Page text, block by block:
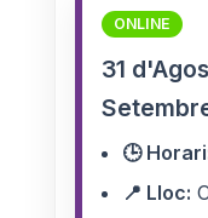
ONLINE
31
🕒
📍 Lloc: